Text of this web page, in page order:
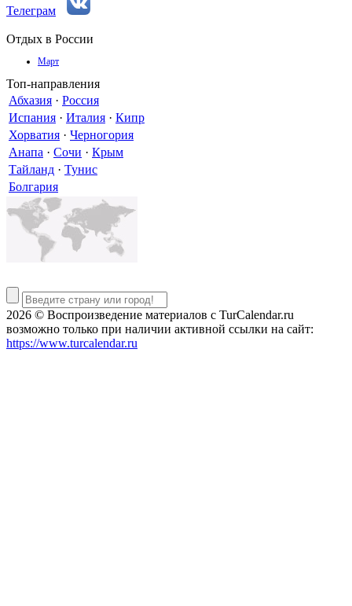
Телеграм
Отдых в России
Март
Топ-направления
Абхазия · Россия
Испания · Италия · Кипр
Хорватия · Черногория
Анапа · Сочи · Крым
Тайланд · Тунис
Болгария
2026 © Воспроизведение материалов c TurCalendar.ru
возможно только при наличии активной ссылки на сайт:
https://www.turcalendar.ru